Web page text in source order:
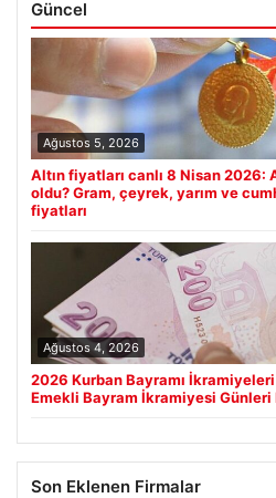
Güncel
Ağustos 5, 2026
Altın fiyatları canlı 8 Nisan 2026:
oldu? Gram, çeyrek, yarım ve
fiyatları
Ağustos 4, 2026
2026 Kurban Bayramı
Emekli Bayram İkramiyesi Günleri
Son Eklenen Firmalar